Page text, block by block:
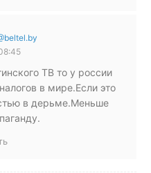
ТВ то у россии
в мире.Если это
в дерьме.Меньше